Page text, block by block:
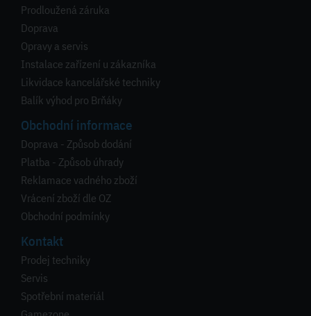
Prodloužená záruka
Doprava
Opravy a servis
Instalace zařízení u zákazníka
Likvidace kancelářské techniky
Balík výhod pro Brňáky
Obchodní informace
Doprava - Způsob dodání
Platba - Způsob úhrady
Reklamace vadného zboží
Vrácení zboží dle OZ
Obchodní podmínky
Kontakt
Prodej techniky
Servis
Spotřební materiál